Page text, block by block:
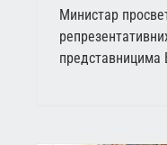
Министар
представницима